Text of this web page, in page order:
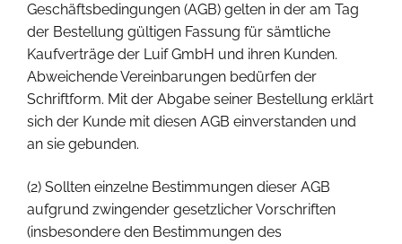
Geschäftsbedingungen (AGB) gelten in der am Tag
der Bestellung gültigen Fassung für sämtliche
Kaufverträge der Luif GmbH und ihren Kunden.
Abweichende Vereinbarungen bedürfen der
Schriftform. Mit der Abgabe seiner Bestellung erklärt
sich der Kunde mit diesen AGB einverstanden und
an sie gebunden.
(2) Sollten einzelne Bestimmungen dieser AGB
aufgrund zwingender gesetzlicher Vorschriften
(insbesondere den Bestimmungen des